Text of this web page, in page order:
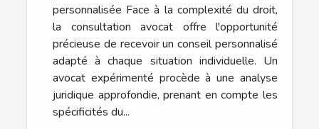
personnalisée Face à la complexité du droit,
la consultation avocat offre l'opportunité
précieuse de recevoir un conseil personnalisé
adapté à chaque situation individuelle. Un
avocat expérimenté procède à une analyse
juridique approfondie, prenant en compte les
spécificités du...